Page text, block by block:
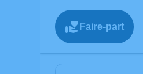
Faire-part